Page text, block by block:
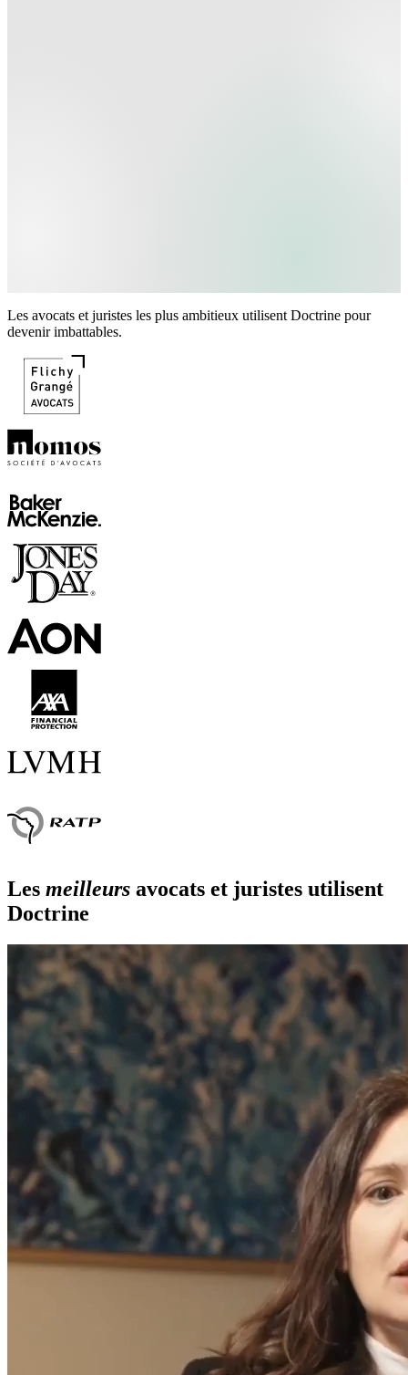
Les avocats et juristes les plus ambitieux utilisent Doctrine pour
devenir imbattables.
Les meilleurs avocats et juristes utilisent
Doctrine